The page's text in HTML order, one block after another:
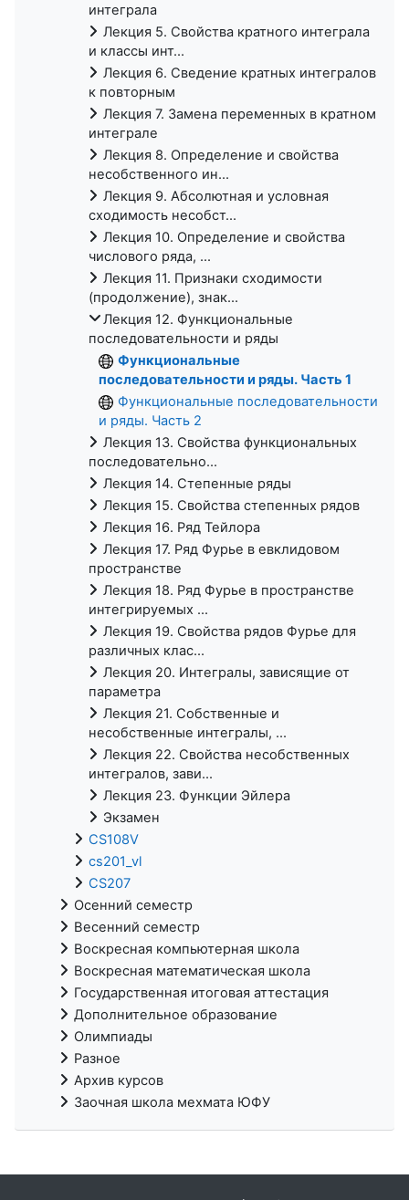
интеграла
Лекция 5. Свойства кратного интеграла
и классы инт...
Лекция 6. Сведение кратных интегралов
к повторным
Лекция 7. Замена переменных в кратном
интеграле
Лекция 8. Определение и свойства
несобственного ин...
Лекция 9. Абсолютная и условная
сходимость несобст...
Лекция 10. Определение и свойства
числового ряда, ...
Лекция 11. Признаки сходимости
(продолжение), знак...
Лекция 12. Функциональные
последовательности и ряды
Функциональные
последовательности и ряды. Часть 1
Функциональные последовательности
и ряды. Часть 2
Лекция 13. Свойства функциональных
последовательно...
Лекция 14. Степенные ряды
Лекция 15. Свойства степенных рядов
Лекция 16. Ряд Тейлора
Лекция 17. Ряд Фурье в евклидовом
пространстве
Лекция 18. Ряд Фурье в пространстве
интегрируемых ...
Лекция 19. Свойства рядов Фурье для
различных клас...
Лекция 20. Интегралы, зависящие от
параметра
Лекция 21. Собственные и
несобственные интегралы, ...
Лекция 22. Свойства несобственных
интегралов, зави...
Лекция 23. Функции Эйлера
Экзамен
CS108V
cs201_vl
CS207
Осенний семестр
Весенний семестр
Воскресная компьютерная школа
Воскресная математическая школа
Государственная итоговая аттестация
Дополнительное образование
Олимпиады
Разное
Архив курсов
Заочная школа мехмата ЮФУ